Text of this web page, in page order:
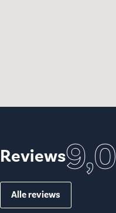
Reviews9,0
Alle reviews